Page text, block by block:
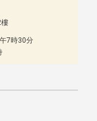
7時30分